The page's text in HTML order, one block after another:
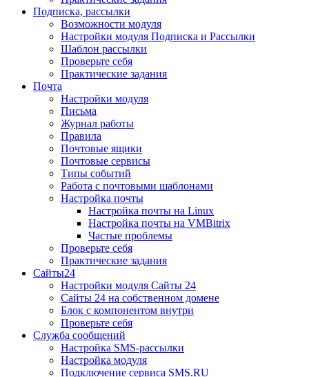
Подписка, рассылки
Возможности модуля
Настройки модуля Подписка и Рассылки
Шаблон рассылки
Проверьте себя
Практические задания
Почта
Настройки модуля
Письма
Журнал работы
Правила
Почтовые ящики
Почтовые сервисы
Типы событий
Работа с почтовыми шаблонами
Настройка почты
Настройка почты на Linux
Настройка почты на VMBitrix
Частые проблемы
Проверьте себя
Практические задания
Сайты24
Настройки модуля Сайты 24
Сайты 24 на собственном домене
Блок с компонентом внутри
Проверьте себя
Служба сообщений
Настройка SMS-рассылки
Настройка модуля
Подключение сервиса SMS.RU